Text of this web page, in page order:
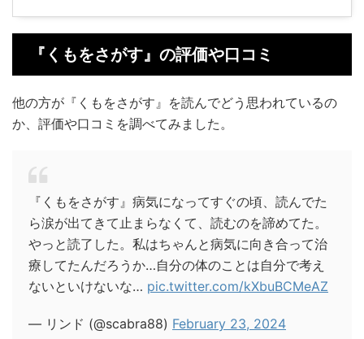
『くもをさがす』の評価や口コミ
他の方が『くもをさがす』を読んでどう思われているの
か、評価や口コミを調べてみました。
『くもをさがす』病気になってすぐの頃、読んでた
ら涙が出てきて止まらなくて、読むのを諦めてた。
やっと読了した。私はちゃんと病気に向き合って治
療してたんだろうか…自分の体のことは自分で考え
ないといけないな… pic.twitter.com/kXbuBCMeAZ
— リンド (@scabra88) February 23, 2024